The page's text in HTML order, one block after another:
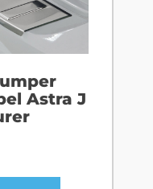
Astra J